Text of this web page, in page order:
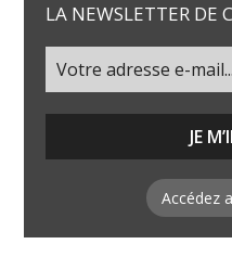
LA NEWSLETTER DE
Accédez